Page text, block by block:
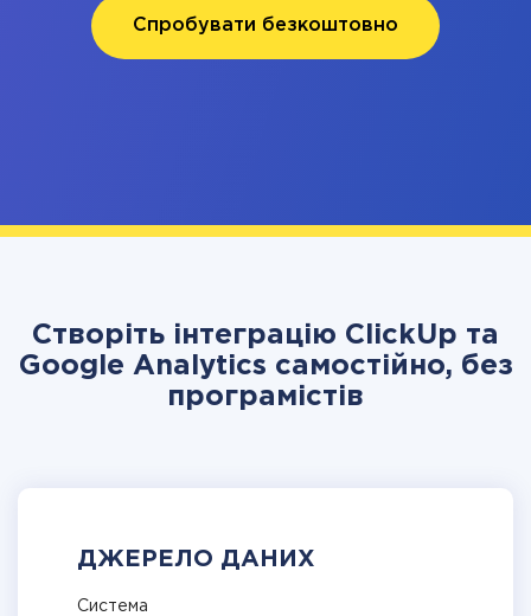
Спробувати безкоштовно
Створіть інтеграцію ClickUp та
Google Analytics самостійно, без
програмістів
ДЖЕРЕЛО ДАНИХ
Система